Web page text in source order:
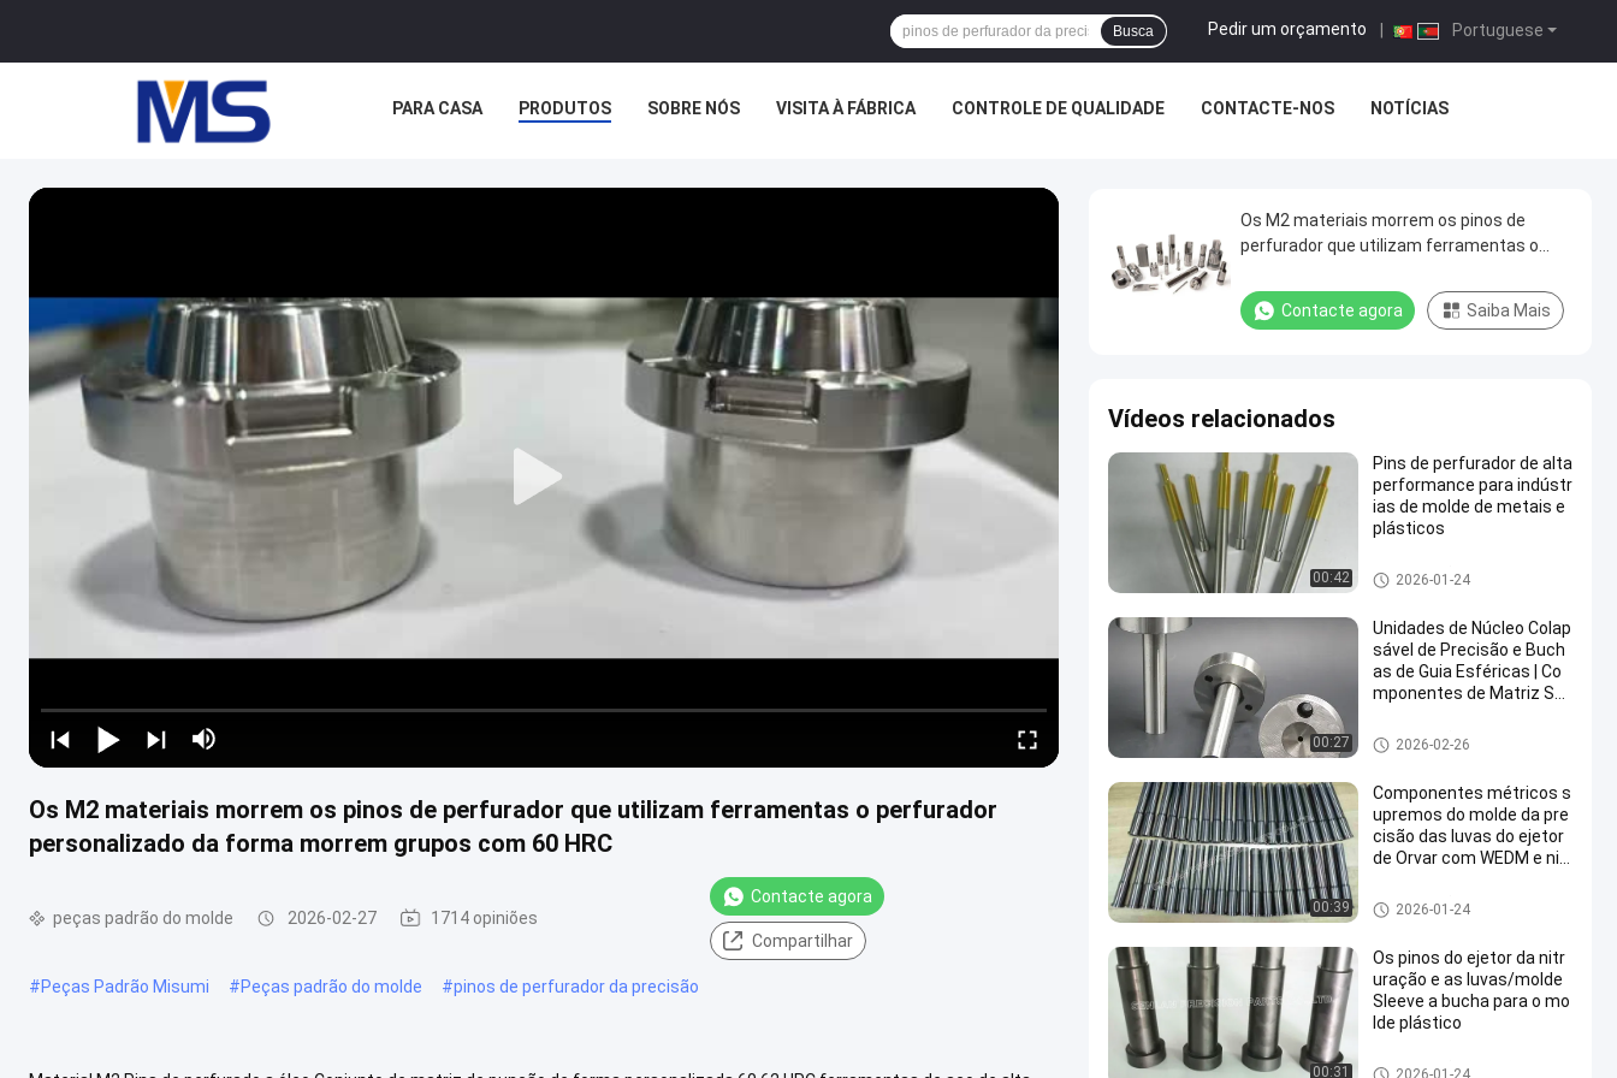
Portuguese
Pedir um orçamento
Busca
PARA CASA PRODUTOS SOBRE NÓS VISITA À FÁBRICA CONTROLE DE QUALIDADE CONTACTE-NOS NOTÍCIAS
Os M2 materiais morrem os pinos de perfurador que utilizam ferramentas o perfurador
personalizado da forma morrem grupos com 60 HRC
peças padrão do molde 2026-02-27 1714 opiniões
Contacte agora
Compartilhar
#Peças Padrão Misumi #Peças padrão do molde #pinos de perfurador da precisão
Os M2 materiais morrem os pinos de
perfurador que utilizam ferramentas o
morrem grupos com 60 HRC
Contacte agora Saiba Mais
Vídeos relacionados
00:42
Pins de perfurador de alta
performance para indústr
ias de molde de metais e
plásticos
peças padrão do molde
2026-01-24
00:27
Unidades de Núcleo Colap
sável de Precisão e Buch
as de Guia Esféricas | Co
mponentes de Matriz SK
peças padrão do molde
2026-02-26
00:39
Componentes métricos s
upremos do molde da pre
cisão das luvas do ejetor
de Orvar com WEDM e nitr
peças padrão do molde
2026-01-24
00:31
Os pinos do ejetor da nitr
uração e as luvas/molde
Sleeve a bucha para o mo
lde plástico
peças padrão do molde
2026-01-24